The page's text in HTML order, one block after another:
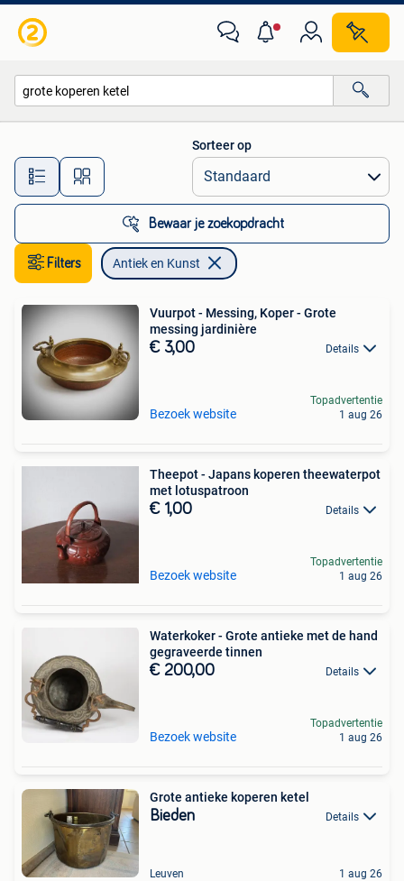
Alle afstanden…
Sorteer op
Bewaar je zoekopdracht
Filters Antiek en Kunst
Vuurpot - Messing, Koper - Grote
messing jardinière
€ 3,00 Details
Bezoek website
Topadvertentie
1 aug 26
Theepot - Japans koperen theewaterpot
met lotuspatroon
€ 1,00 Details
Bezoek website
Topadvertentie
1 aug 26
Waterkoker - Grote antieke met de hand
gegraveerde tinnen
€ 200,00 Details
Bezoek website
Topadvertentie
1 aug 26
Grote antieke koperen ketel
Bieden Details
Leuven 1 aug 26